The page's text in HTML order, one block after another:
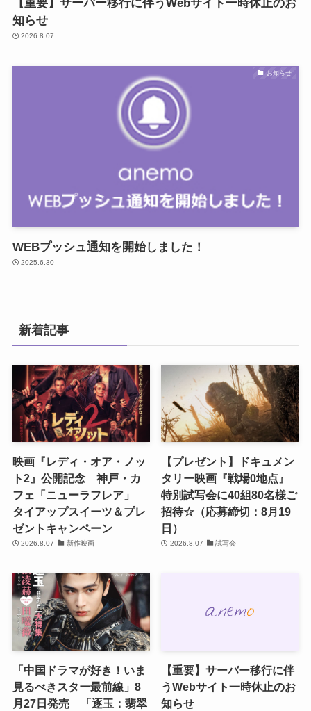
【重要】サーバー移行に伴うWebサイト一時休止のお
知らせ
2026.8.07
お知らせ
WEBプッシュ通知を開始しました！
2025.6.30
新着記事
映画『レディ・オア・ノッ
ト2』公開記念 神戸・カ
フェ「ニューラフレア」
タイアップスイーツ＆プレ
ゼントキャンペーン
2026.8.07 新作映画
【プレゼント】ドキュメン
タリー映画『戦場0地点』
特別試写会に40組80名様ご
招待☆（応募締切：8月19
日）
2026.8.07 試写会
「中国ドラマが好き！いま
見るべきスター最前線」8
月27日発売 「逐玉：翡翠
【重要】サーバー移行に伴
うWebサイト一時休止のお
知らせ